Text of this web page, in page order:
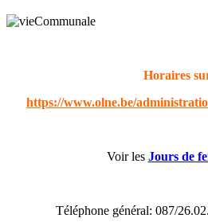
Horaires
https://www.olne.be/
Voir les Jours de
Téléphone général: 087/